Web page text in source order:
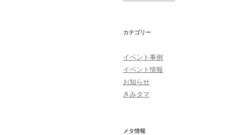
カテゴリー
イベント事例
イベント情報
お知らせ
きみタマ
メタ情報